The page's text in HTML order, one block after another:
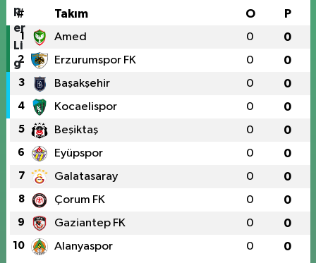
# Takım O P
1 Amed 0 0
2 Erzurumspor FK 0 0
3 Başakşehir 0 0
4 Kocaelispor 0 0
5 Beşiktaş 0 0
6 Eyüpspor 0 0
7 Galatasaray 0 0
8 Çorum FK 0 0
9 Gaziantep FK 0 0
10 Alanyaspor 0 0